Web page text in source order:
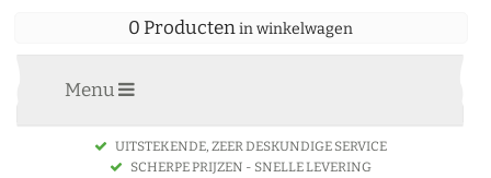
0 Producten in winkelwagen
Menu
UITSTEKENDE, ZEER DESKUNDIGE SERVICE
SCHERPE PRIJZEN - SNELLE LEVERING